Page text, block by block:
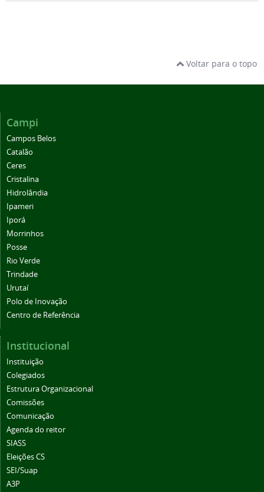
Voltar para o topo
Campi
Campos Belos
Catalão
Ceres
Cristalina
Hidrolândia
Ipameri
Iporá
Morrinhos
Posse
Rio Verde
Trindade
Urutaí
Polo de Inovação
Centro de Referência
Institucional
Instituição
Colegiados
Estrutura Organizacional
Comissões
Comunicação
Agenda do reitor
SIASS
Eleições CS
SEI/Suap
A3P